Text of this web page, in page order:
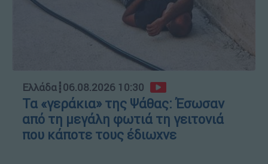
Ελλάδα┋06.08.2026 10:30
Τα «γεράκια» της Ψάθας: Έσωσαν
από τη μεγάλη φωτιά τη γειτονιά
που κάποτε τους έδιωχνε